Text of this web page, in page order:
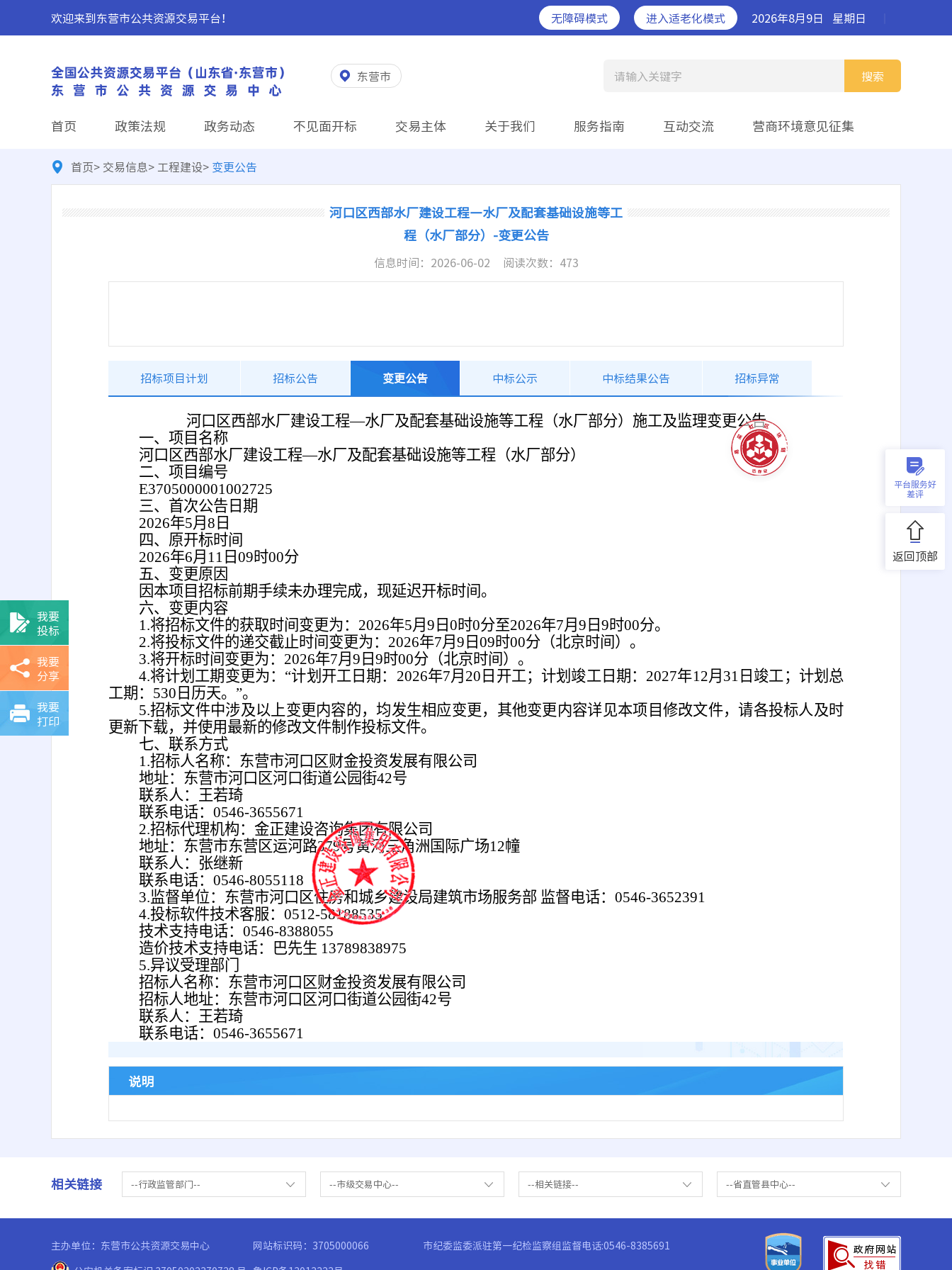
欢迎来到东营市公共资源交易平台！ 无障碍模式 进入适老化模式 2026年8月9日 星期日
东营市 搜索
请输入关键字
首页 政策法规 政务动态 不见面开标 交易主体 关于我们 服务指南 互动交流 营商环境意见征集
平台服务好
差评
返回顶部
首页> 交易信息> 工程建设> 变更公告
河口区西部水厂建设工程—水厂及配套基础设施等工
程（水厂部分）-变更公告
信息时间： 2026-06-02 阅读次数： 473
招标项目计划 招标公告 变更公告 中标公示 中标结果公告 招标异常
河口区西部水厂建设工程—水厂及配套基础设施等工程（水厂部分）施工及监理变更公告
一、项目名称
河口区西部水厂建设工程—水厂及配套基础设施等工程（水厂部分）
二、项目编号
E3705000001002725
三、首次公告日期
2026年5月8日
四、原开标时间
2026年6月11日09时00分
五、变更原因
因本项目招标前期手续未办理完成，现延迟开标时间。
六、变更内容
1.将招标文件的获取时间变更为：2026年5月9日0时0分至2026年7月9日9时00分。
2.将投标文件的递交截止时间变更为：2026年7月9日09时00分（北京时间）。
3.将开标时间变更为：2026年7月9日9时00分（北京时间）。
4.将计划工期变更为：“计划开工日期：2026年7月20日开工；计划竣工日期：2027年12月31日竣工；计划总
工期：530日历天。”。
5.招标文件中涉及以上变更内容的，均发生相应变更，其他变更内容详见本项目修改文件，请各投标人及时
更新下载，并使用最新的修改文件制作投标文件。
七、联系方式
1.招标人名称：东营市河口区财金投资发展有限公司
地址：东营市河口区河口街道公园街42号
联系人：王若琦
联系电话：0546-3655671
2.招标代理机构：金正建设咨询集团有限公司
地址：东营市东营区运河路379号黄河三角洲国际广场12幢
联系人：张继新
联系电话：0546-8055118
3.监督单位：东营市河口区住房和城乡建设局建筑市场服务部 监督电话：0546-3652391
4.投标软件技术客服：0512-58188535
技术支持电话：0546-8388055
造价技术支持电话：巴先生 13789838975
5.异议受理部门
招标人名称：东营市河口区财金投资发展有限公司
招标人地址：东营市河口区河口街道公园街42号
联系人：王若琦
联系电话：0546-3655671
说明
我要
投标
我要
分享
我要
打印
相关链接 --行政监管部门-- --市级交易中心-- --相关链接-- --省直管县中心--
主办单位：东营市公共资源交易中心 网站标识码：3705000066
市纪委监委派驻第一纪检监察组监督电话:0546-8385691